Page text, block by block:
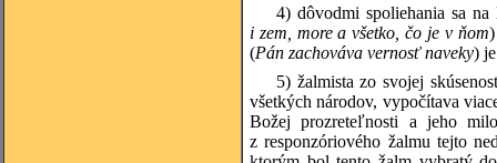
4) dôvodmi spoliehania sa
i zem, more a všetko, čo je v ňom
(Pán zachováva vernosť naveky)
5) žalmista zo svojej
všetkých národov, vypočítava
Božej prozreteľnosti a jeho
z responzóriového žalmu tejto